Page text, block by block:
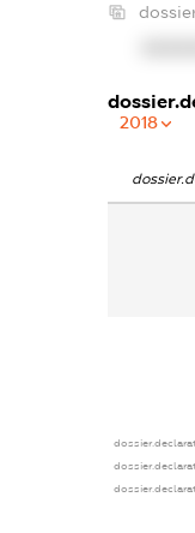
2018